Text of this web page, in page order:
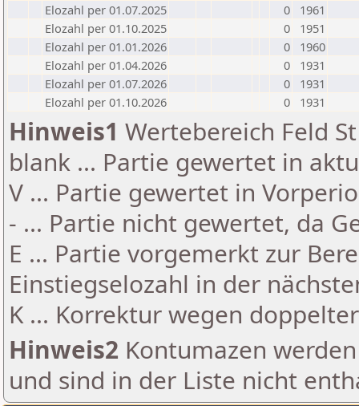
Elozahl per 01.07.2025
0
1961
Elozahl per 01.10.2025
0
1951
Elozahl per 01.01.2026
0
1960
Elozahl per 01.04.2026
0
1931
Elozahl per 01.07.2026
0
1931
Elozahl per 01.10.2026
0 1931
Hinweis1 Wertebereich Feld
blank ... Partie gewertet in
V ... Partie gewertet in
- ... Partie nicht gewertet, da
E ... Partie vorgemerkt zur
Einstiegselozahl in der
K ... Korrektur wegen
Hinweis2 Kontumazen
und sind in der Liste nicht